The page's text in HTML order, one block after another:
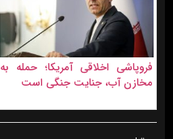
فروپاشی اخلاقی آمریکا؛ حمله به
مخازن آب، جنایت جنگی است